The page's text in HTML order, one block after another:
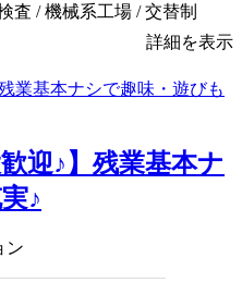
査 / 機械系工場 / 交替制
詳細を表示
迎♪】残業基本ナ
♪
ン